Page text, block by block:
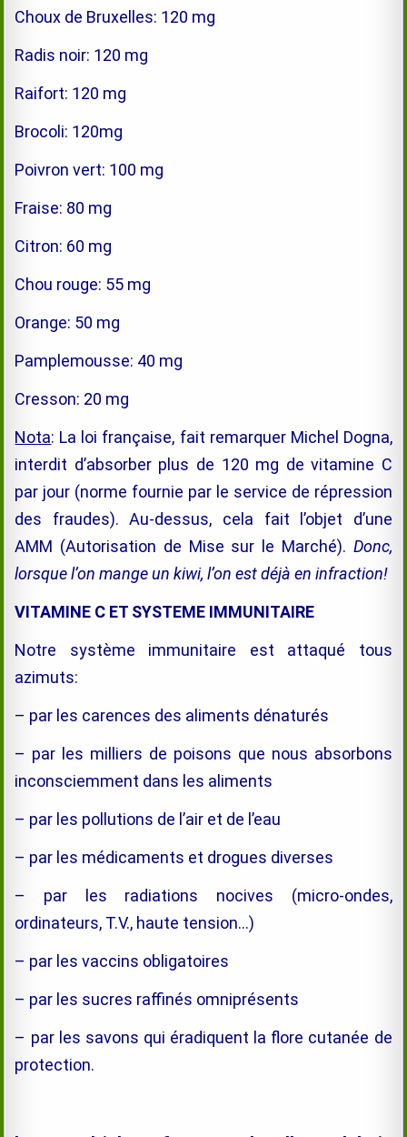
Choux de Bruxelles: 120 mg
Radis noir: 120 mg
Raifort: 120 mg
Brocoli: 120mg
Poivron vert: 100 mg
Fraise: 80 mg
Citron: 60 mg
Chou rouge: 55 mg
Orange: 50 mg
Pamplemousse: 40 mg
Cresson: 20 mg
Nota: La loi française, fait remarquer Michel Dogna,
interdit d’absorber plus de 120 mg de vitamine C
par jour (norme fournie par le service de répression
des fraudes). Au-dessus, cela fait l’objet d’une
AMM (Autorisation de Mise sur le Marché). Donc,
lorsque l’on mange un kiwi, l’on est déjà en infraction!
VITAMINE C ET SYSTEME IMMUNITAIRE
Notre système immunitaire est attaqué tous
azimuts:
– par les carences des aliments dénaturés
– par les milliers de poisons que nous absorbons
inconsciemment dans les aliments
– par les pollutions de l’air et de l’eau
– par les médicaments et drogues diverses
– par les radiations nocives (micro-ondes,
ordinateurs, T.V., haute tension…)
– par les vaccins obligatoires
– par les sucres raffinés omniprésents
– par les savons qui éradiquent la flore cutanée de
protection.